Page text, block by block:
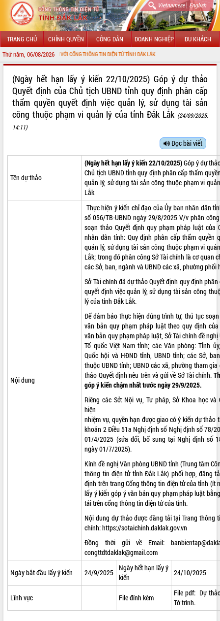
Vietnamese| English
TRANG CHỦ CHÍNH QUYỀN CÔNG DÂN DOANH NGHIỆP DU KHÁCH
Thứ năm, 06/08/2026
CHÀO MỪNG ĐẾN VỚI CỔNG THÔNG TIN ĐIỆN TỬ TỈNH ĐẮK LẮK
LÃNH ĐẠO UBND TỈNH
TIN TỨC SỰ KIỆN
SỞ, BAN, NGÀNH
THÔNG TIN CHỈ ĐẠO ĐIỀU HÀNH
Lễ truy tặng danh hiệu “Bà Mẹ Việt
Nam Anh hùng” và trao Huân chương
UBND tỉnh Đắk Lắk triển khai nhiệm
Kỳ họp thứ Hai, Hội đồng nhân dân
tỉnh khóa XI quyết nghị nhiều nội dung
quan trọng
Bí thư Tỉnh ủy Lương Nguyễn Minh
Triết thăm, tặng quà người có công với
cách mạng
ALBUM ẢNH
(Ngày hết hạn lấy ý kiến 22/10/2025) Góp ý dự thảo
Quyết định của Chủ tịch UBND tỉnh quy định phân cấp
thẩm quyền quyết định việc quản lý, sử dụng tài sản
công thuộc phạm vi quản lý của tỉnh Đắk Lắk (24/09/2025,
14:11)
Đọc bài viết
Tên dự thảo
(Ngày hết hạn lấy ý kiến 22/10/2025)Góp ý dự
Chủ tịch UBND tỉnh quy định phân cấp thẩm
quản lý, sử dụng tài sản công thuộc phạm vi
Lắk
Nội dung
Thực hiện ý kiến chỉ đạo của Ủy ban nhân dân
số 056/TB-UBND ngày 29/8/2025 V/v phân
soạn thảo Quyết định quy phạm pháp luật của
nhân dân tỉnh: Quy định phân cấp thẩm quyền
quản lý, sử dụng tài sản công thuộc phạm vi
Lắk; trong đó phân công Sở Tài chính là cơ quan
các Sở, ban, ngành và UBND các xã, phường phối
Sở Tài chính đã dự thảo Quyết định quy định
quyết định việc quản lý, sử dụng tài sản công
lý của tỉnh Đắk Lắk.
Để đảm bảo thực hiện đúng trình tự, thủ tục
văn bản quy phạm pháp luật theo quy định
văn bản quy phạm pháp luật, Sở Tài chính đề
Tổ quốc Việt Nam tỉnh; các Văn phòng: Tỉnh
Quốc hội và HĐND tỉnh, UBND tỉnh; các Sở,
thuộc UBND tỉnh; UBND các xã, phường tham
thảo Quyết định nêu trên và gửi về Sở Tài chính.
góp ý kiến chậm nhất trước ngày 29/9/2025.
Riêng các Sở: Nội vụ, Tư pháp, Sở Khoa học và
hiện
nhiệm vụ, quyền hạn được giao có ý kiến dự thảo
khoản 2 Điều 51a Nghị định số Nghị định số 78/
01/4/2025 (sửa đổi, bổ sung tại Nghị định số
ngày 01/7/2025).
Kính đề nghị Văn phòng UBND tỉnh (Trung tâm
thông tin điện tử tỉnh Đắk Lắk) phối hợp, đăng
định trên trang Cổng thông tin điện tử của tỉnh (ít
lấy ý kiến góp ý văn bản quy phạm pháp luật
tải trên cổng thông tin điện tử của tỉnh.
Nội dung dự thảo được đăng tải tại Trang thông
chính:https://sotaichinh.daklak.gov.vn
Đồng thời gửi về Email:
congttdtdaklak@gmail.com
Ngày bắt đầu lấy ý kiến 24/9/2025
Ngày hết hạn lấy ý
kiến
24/10/2025
Lĩnh vực File đính kèm
File pdf: Dự
Tờ trình.